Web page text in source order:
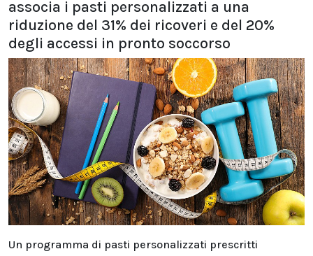
associa i pasti personalizzati a una
riduzione del 31% dei ricoveri e del 20%
degli accessi in pronto soccorso
Un programma di pasti personalizzati prescritti